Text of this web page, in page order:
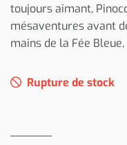
toujours aimant,
mésaventures avant
mains de la Fée
Rupture de stock